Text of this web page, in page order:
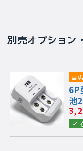
別売オプション
当
6P
池